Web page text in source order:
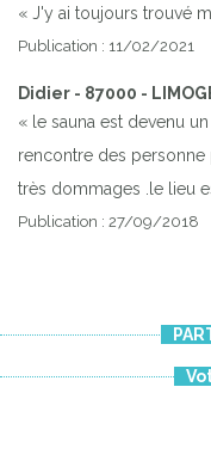
« J'y ai toujours trouvé
Publication : 11/02/2021
Didier - 87000 -
« le sauna est devenu
rencontre des personne
très dommages .le lieu
Publication : 27/09/2018